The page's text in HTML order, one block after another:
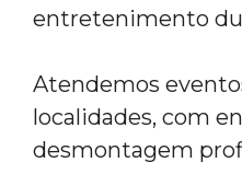
entretenimento
Atendemos
localidades, com
desmontagem